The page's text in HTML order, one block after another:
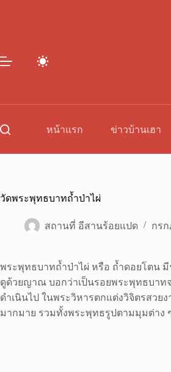
หน้าแรก ข่าวบ้านเฮา
วัดพระพุทธบาทถ้ำป่าไผ่
สถานที่ อีสานร้อยแปด กรก
พระพุทธบาทถ้ำป่าไผ่ หรือ ถ้ำดอยโตน
ดูด้วยญาณ บอกว่าเป็นรอยพระพุทธบาท
ดำเนินไป ในพระวิหารตกแต่งวิจิตรสว
มากมาย รวมทั้งพระพุทธรูปตามมุมต่าง